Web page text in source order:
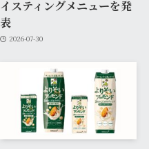
イスティングメニューを発
表
2026-07-30